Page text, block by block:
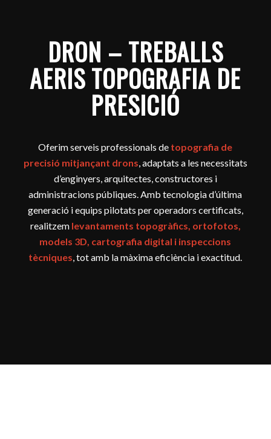
DRON – TREBALLS
AERIS TOPOGRAFIA DE
PRESICIÓ
Oferim serveis professionals de topografia de
precisió mitjançant drons , adaptats a les necessitats
d’enginyers, arquitectes, constructores i
administracions públiques. Amb tecnologia d’última
generació i equips pilotats per operadors certificats,
realitzem levantaments topogràfics, ortofotos,
models 3D, cartografia digital i inspeccions
tècniques , tot amb la màxima eficiència i exactitud.